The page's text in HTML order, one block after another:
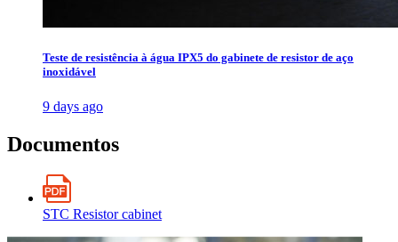
Teste de resistência à água IPX5 do gabinete de resistor de aço
inoxidável
9 days ago
Documentos
STC Resistor cabinet